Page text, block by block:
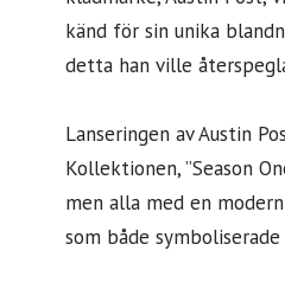
känd för sin unika
detta han ville
Lanseringen av Austin
Kollektionen, ”Season
men alla med en
som både